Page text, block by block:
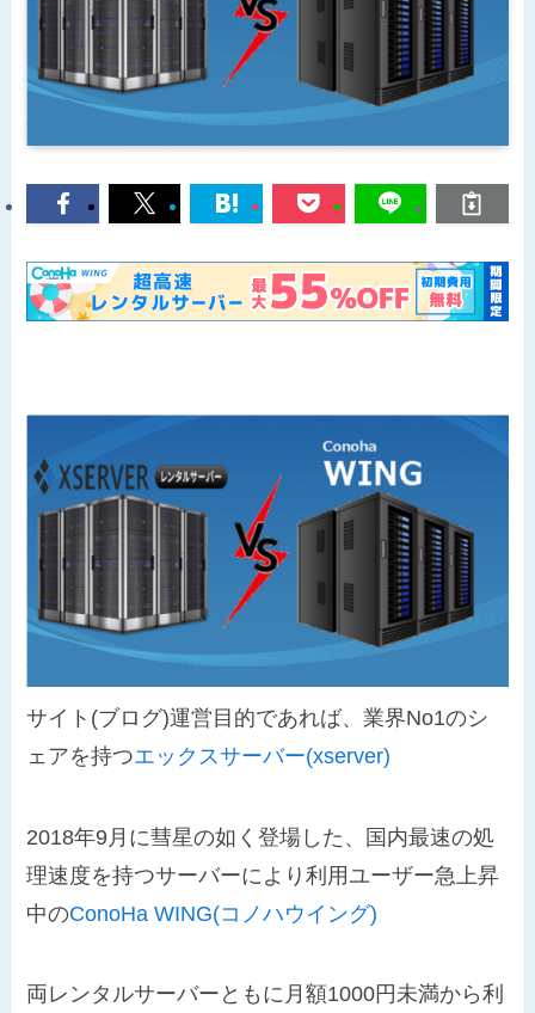
サイト(ブログ)運営目的であれば、業界No1のシ
ェアを持つエックスサーバー(xserver)
2018年9月に彗星の如く登場した、国内最速の処
理速度を持つサーバーにより利用ユーザー急上昇
中のConoHa WING(コノハウイング)
両レンタルサーバーともに月額1000円未満から利